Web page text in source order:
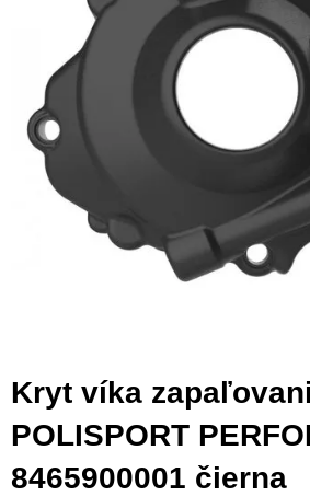
Kryt víka
POLISPORT
8465900001 čierna